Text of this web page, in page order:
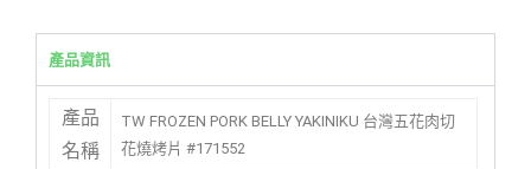
產品資訊
產品
名稱
TW FROZEN PORK BELLY YAKINIKU 台灣五花肉切
花燒烤片 #171552